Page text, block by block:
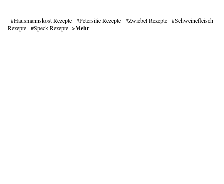
Hausmannskost Rezepte Petersilie Rezepte Zwiebel Rezepte
Schweinefleisch
Rezepte
Speck Rezepte Mehr